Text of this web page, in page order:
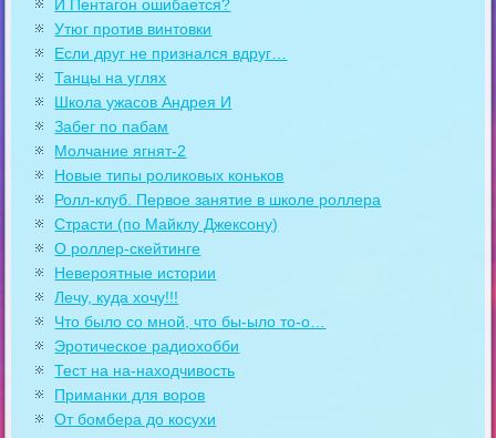
И Пентагон ошибается?
Утюг против винтовки
Если друг не признался вдруг…
Танцы на углях
Школа ужасов Андрея И
Забег по пабам
Молчание ягнят-2
Новые типы роликовых коньков
Ролл-клуб. Первое занятие в школе роллера
Страсти (по Майклу Джексону)
О роллер-скейтинге
Невероятные истории
Лечу, куда хочу!!!
Что было со мной, что бы-ыло то-о…
Эротическое радиохобби
Тест на на-находчивость
Приманки для воров
От бомбера до косухи